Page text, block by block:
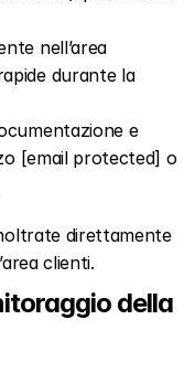
nell’area
durante la
e
[email protected] o
direttamente
clienti.
della